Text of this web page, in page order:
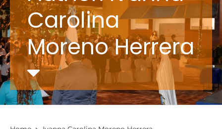
Carolina
Moreno Herrera